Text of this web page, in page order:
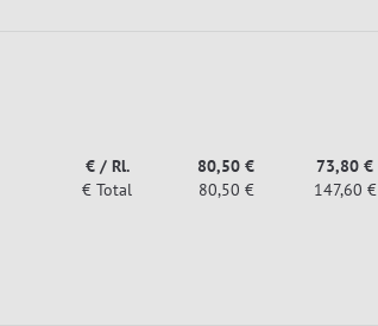
€ / Rl.
€ Total
80,50 €
80,50 €
73,80 €
147,60 €